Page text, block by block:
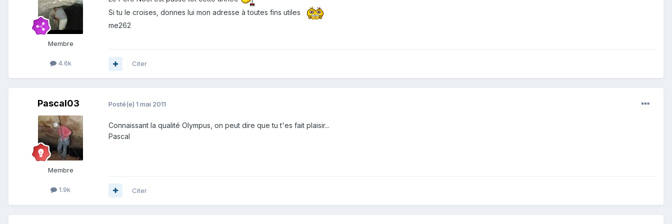
Membre
4.6k
Si tu le croises, donnes lui mon adresse à toutes fins utiles
me262
Citer
Pascal03
Membre
1.9k
Posté(e) 1 mai 2011
Connaissant la qualité Olympus, on peut dire que tu t'es fait plaisir...
Pascal
Citer